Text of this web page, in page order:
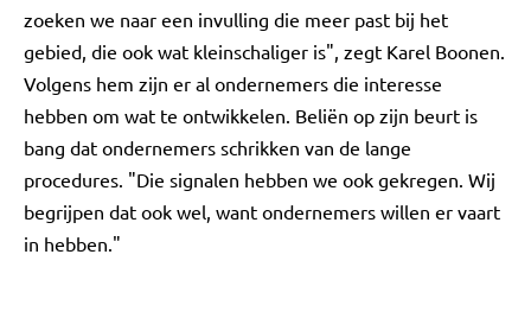
zoeken we naar een invulling die meer past bij het
gebied, die ook wat kleinschaliger is", zegt Karel Boonen.
Volgens hem zijn er al ondernemers die interesse
hebben om wat te ontwikkelen. Beliën op zijn beurt is
bang dat ondernemers schrikken van de lange
procedures. "Die signalen hebben we ook gekregen. Wij
begrijpen dat ook wel, want ondernemers willen er vaart
in hebben."